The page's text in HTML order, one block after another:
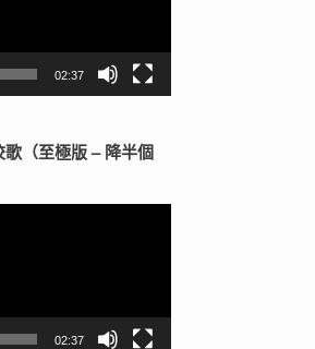
02:37
（至極版 – 降半個
02:37